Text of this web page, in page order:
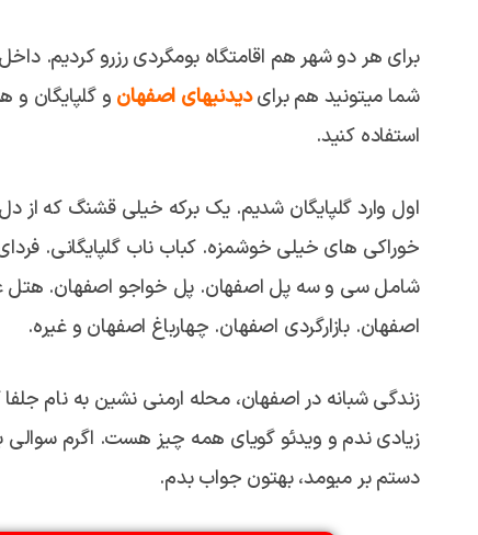
برای هر دو شهر هم اقامتگاه بومگردی رزرو کردیم.
شما میتونید هم برای دیدنیهای اصفهان و گلپایگان و
استفاده کنید.
اول وارد گلپایگان شدیم. یک برکه خیلی قشنگ که از
خوراکی های خیلی خوشمزه. کباب ناب گلپایگانی.
شامل سی و سه پل اصفهان. پل خواجو اصفهان. هتل
اصفهان. بازارگردی اصفهان. چهارباغ اصفهان و غیره.
زندگی شبانه در اصفهان، محله ارمنی نشین به نام
زیادی ندم و ویدئو گویای همه چیز هست. اگرم سوالی
دستم بر میومد، بهتون جواب بدم.